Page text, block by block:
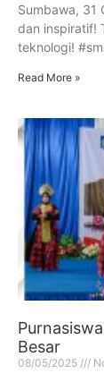
Sumbawa, 31
dan inspiratif!
teknologi!
Read More »
Besar
08/05/2025